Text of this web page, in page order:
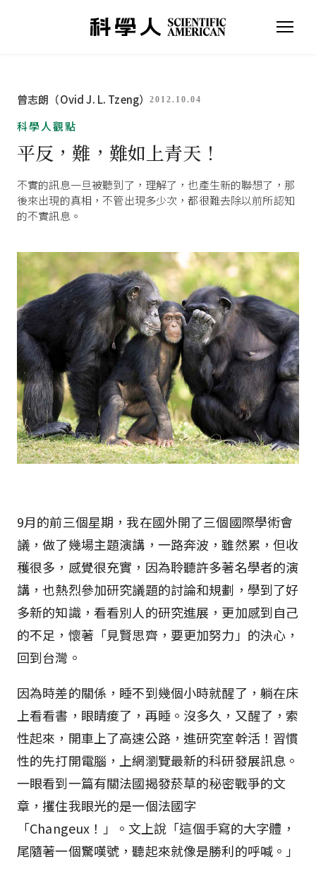
曾志朗（Ovid J. L. Tzeng）2012.10.04
科學人觀點
平反，難，難如上青天！
不實的訊息一旦被聽到了，理解了，也產生新的聯想了，那
後來出現的真相，不管出現多少次，都很難去除以前所認知
的不實訊息。
9月的前三個星期，我在國外開了三個國際學術會
議，做了幾場主題演講，一路奔波，雖然累，但收
穫很多，感覺很充實，因為聆聽許多著名學者的演
講，也熱烈參加研究議題的討論和規劃，學到了好
多新的知識，看看別人的研究進展，更加感到自己
的不足，懷著「見賢思齊，要更加努力」的決心，
回到台灣。
因為時差的關係，睡不到幾個小時就醒了，躺在床
上看看書，眼睛痠了，再睡。沒多久，又醒了，索
性起來，開車上了高速公路，進研究室幹活！習慣
性的先打開電腦，上網瀏覽最新的科研發展訊息。
一眼看到一篇有關法國揭發菸草的秘密戰爭的文
章，攫住我眼光的是一個法國字
「Changeux！」。文上說「這個手寫的大字體，
尾隨著一個驚嘆號，聽起來就像是勝利的呼喊。」